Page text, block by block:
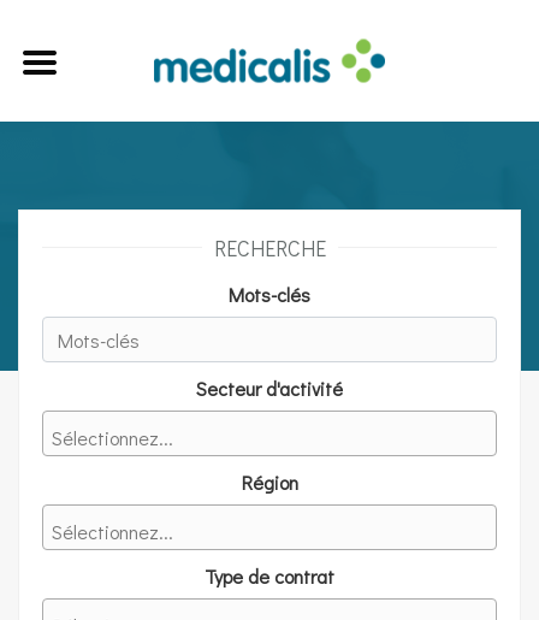
RECHERCHE
Mots-clés
Secteur d'activité
Région
Type de contrat